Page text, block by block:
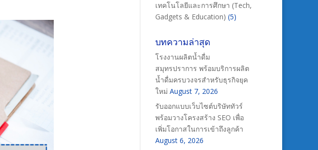
เทคโนโลยีและการศึกษา (Tech,
Gadgets & Education) (5)
บทความล่าสุด
โรงงานผลิตน้ำดื่ม
สมุทรปราการ พร้อมบริการผลิต
น้ำดื่มครบวงจรสำหรับธุรกิจยุค
ใหม่ August 7, 2026
รับออกแบบเว็บไซต์บริษัททัวร์
พร้อมวางโครงสร้าง SEO เพื่อ
เพิ่มโอกาสในการเข้าถึงลูกค้า
August 6, 2026